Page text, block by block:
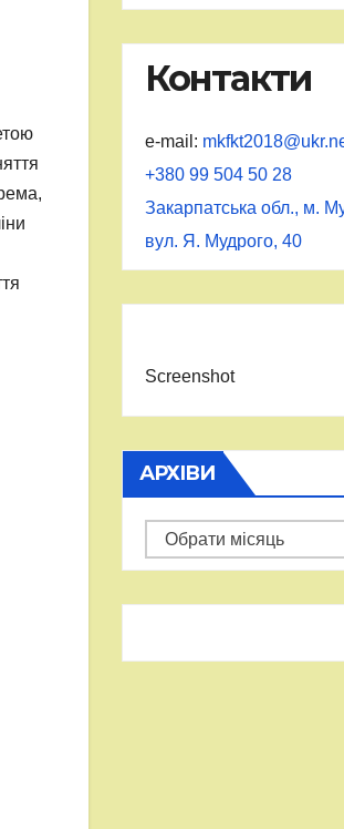
Контакти
e-mail:
+380 99 504 50 28
Закарпатська обл., м.
вул. Я. Мудрого, 40
Screenshot
АРХІВИ
Архіви